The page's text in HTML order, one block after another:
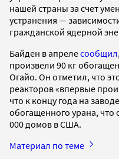
нашей страны за счет
устранения —
гражданской ядерной
Байден в апрелесообщил
произвели 90 кг
Огайо. Он отметил, что
реакторов «впервые
что к концу года на
обогащенного урана, что
000 домов в США.
Материал по теме